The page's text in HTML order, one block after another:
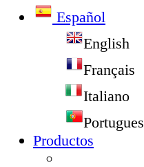
Español
English
Français
Italiano
Portugues
Productos